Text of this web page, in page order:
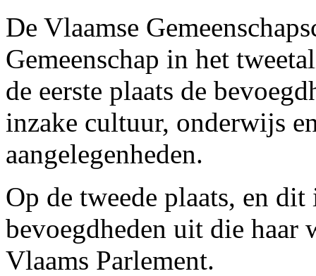
De Vlaamse
Gemeenschap in het
de eerste plaats de
inzake cultuur, onderwijs
aangelegenheden.
Op de tweede plaats, en
bevoegdheden uit die haar
Vlaams Parlement.